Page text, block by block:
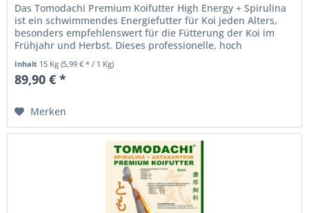
Das Tomodachi Premium Koifutter High Energy + Spirulina
ist ein schwimmendes Energiefutter für Koi jeden Alters,
besonders empfehlenswert für die Fütterung der Koi im
Frühjahr und Herbst. Dieses professionelle, hoch
Inhalt 15 Kg(5,99 € * / 1 Kg)
89,90 € *
Merken